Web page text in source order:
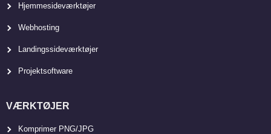
Hjemmesideværktøjer
Webhosting
Landingssideværktøjer
Projektsoftware
VÆRKTØJER
Komprimer PNG/JPG